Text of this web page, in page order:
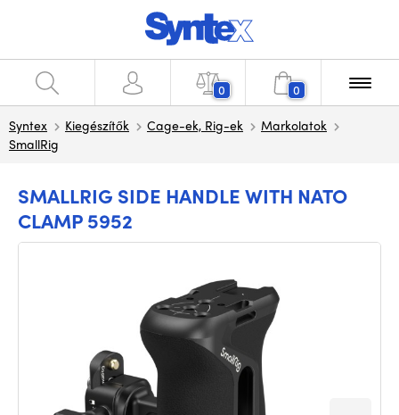
0 0
Syntex Kiegészítők Cage-ek, Rig-ek
Markolatok
SmallRig
SMALLRIG SIDE HANDLE WITH NATO
CLAMP 5952